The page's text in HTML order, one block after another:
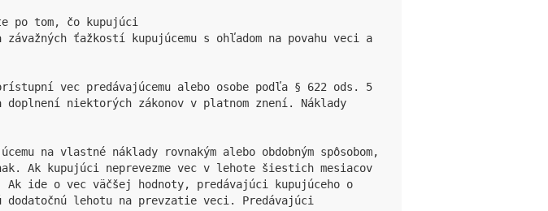
po tom, čo kupujúci
ťažkostí kupujúcemu s ohľadom na povahu veci a
vec predávajúcemu alebo osobe podľa § 622 ods. 5
niektorých zákonov v platnom znení. Náklady
na vlastné náklady rovnakým alebo obdobným spôsobom,
Ak kupujúci neprevezme vec v lehote šiestich mesiacov
ide o vec väčšej hodnoty, predávajúci kupujúceho o
dodatočnú lehotu na prevzatie veci. Predávajúci